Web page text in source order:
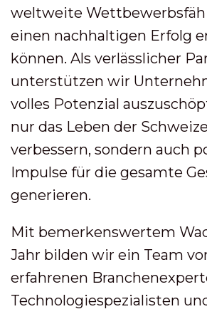
weltweite
einen nachhaltigen Erfolg
können. Als verlässlicher
unterstützen wir
volles Potenzial
nur das Leben der
verbessern, sondern auch
Impulse für die gesamte
generieren.
Mit bemerkenswertem
Jahr bilden wir ein Team
erfahrenen
Technologiespezialisten